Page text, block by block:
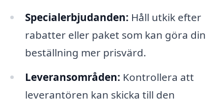
Specialerbjudanden: Håll utkik efter
rabatter eller paket som kan göra din
beställning mer prisvärd.
Leveransområden: Kontrollera att
leverantören kan skicka till den